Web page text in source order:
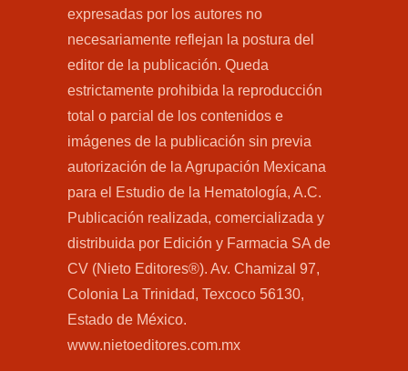
expresadas por los autores no
necesariamente reflejan la postura del
editor de la publicación. Queda
estrictamente prohibida la reproducción
total o parcial de los contenidos e
imágenes de la publicación sin previa
autorización de la Agrupación Mexicana
para el Estudio de la Hematología, A.C.
Publicación realizada, comercializada y
distribuida por Edición y Farmacia SA de
CV (Nieto Editores®). Av. Chamizal 97,
Colonia La Trinidad, Texcoco 56130,
Estado de México.
www.nietoeditores.com.mx